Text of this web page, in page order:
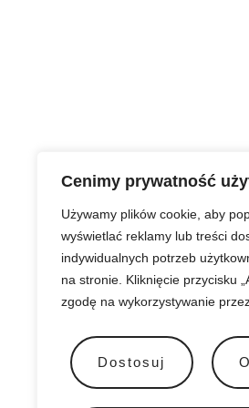
Cenimy prywatność
Używamy plików cookie, aby
wyświetlać reklamy lub treści
indywidualnych potrzeb
na stronie. Kliknięcie przycisku
zgodę na wykorzystywanie
Dostosuj